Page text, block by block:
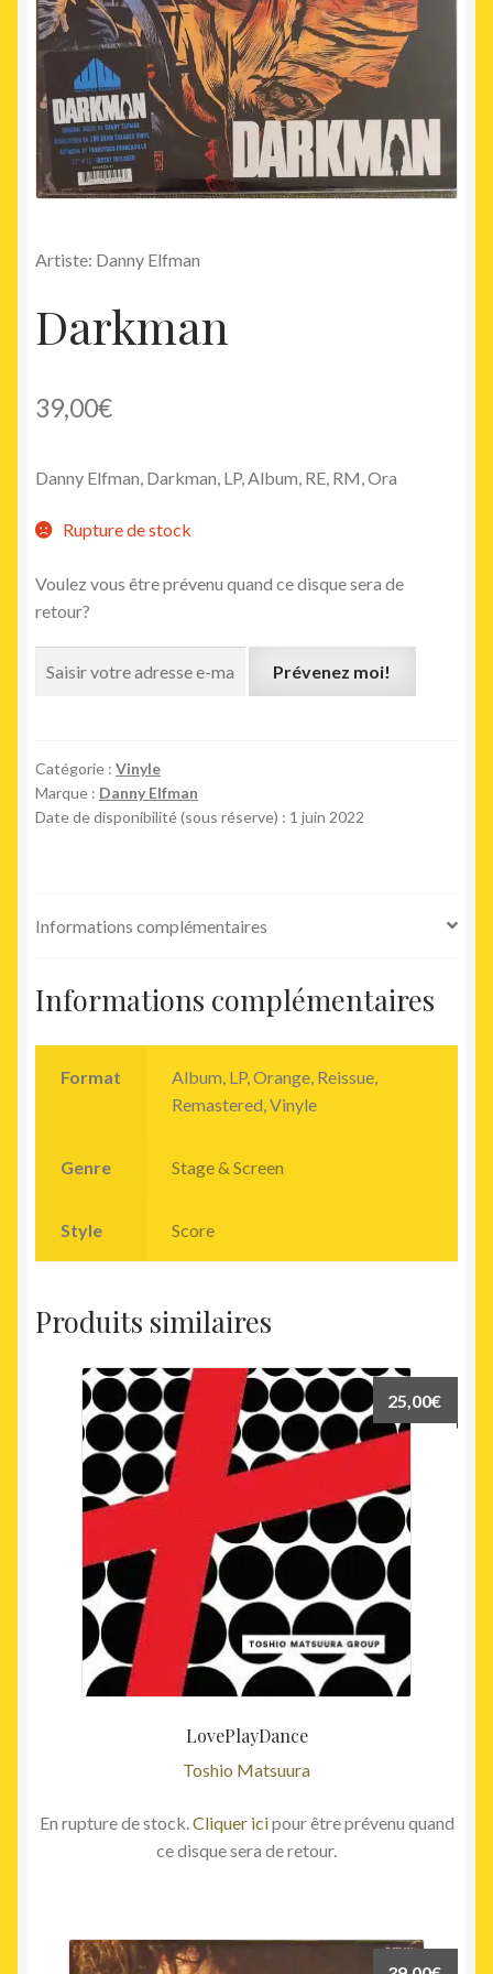
Artiste: Danny Elfman
Darkman
39,00€
Danny Elfman, Darkman, LP, Album, RE, RM, Ora
Rupture de stock
Voulez vous être prévenu quand ce disque sera de
retour?
Prévenez moi!
Catégorie : Vinyle
Marque : Danny Elfman
Date de disponibilité (sous réserve) : 1 juin 2022
Informations complémentaires
Informations complémentaires
Format
Album, LP, Orange, Reissue,
Remastered, Vinyle
Genre Stage & Screen
Style Score
Produits similaires
LovePlayDance
Toshio Matsuura
25,00€
En rupture de stock. Cliquer icipour être prévenu quand
ce disque sera de retour.